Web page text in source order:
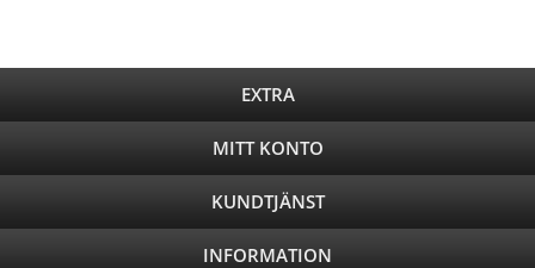
EXTRA
MITT KONTO
KUNDTJÄNST
INFORMATION